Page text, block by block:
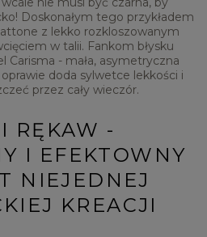
Doskonałym tego przykładem
z lekko rozkloszowanym
w talii. Fankom błysku
Carisma - mała, asymetryczna
doda sylwetce lekkości i
przez cały wieczór.
RĘKAW -
I EFEKTOWNY
NIEJEDNEJ
KREACJI